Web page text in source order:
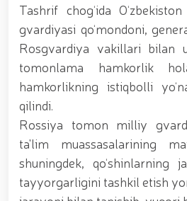
O‘zbekiston Milliy kino
gvardiya tizimidagi yoshlar
o‘tdi. // Bayram kunlarida
// Navroʻz shukuhi: otliq
“Navroʻzni ulugʻlash –
ostida bayram sayli //
sertifikatlariga ega boʻldi //
yod etildi // Strandja turnirida
xizmatchisi Navbahor
kiritdi. // Iroda Ismoilova
medali bilan taqdirlandi. //
Kuchlarida kibersport, dron
yo‘nalishlari rivojlantiriladi
Tashrif chog‘ida
gvardiyasi qo‘mondoni,
Rosgvardiya vakillari bilan
tomonlama hamkorlik
hamkorlikning istiqbolli
qilindi.
Rossiya tomon milliy
ta'lim muassasalarining
shuningdek, qo‘shinlarning
tayyorgarligini tashkil etish